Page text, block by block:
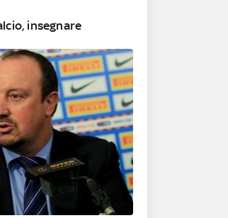
insegnare